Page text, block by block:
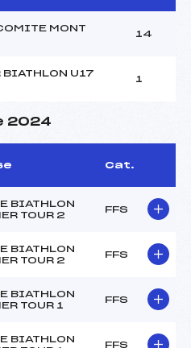
MONT
14
BIATHLON U17
1
2024
Cat.
BIATHLON
TOUR 2
FFS
BIATHLON
TOUR 2
FFS
BIATHLON
TOUR 1
FFS
BIATHLON
FFS